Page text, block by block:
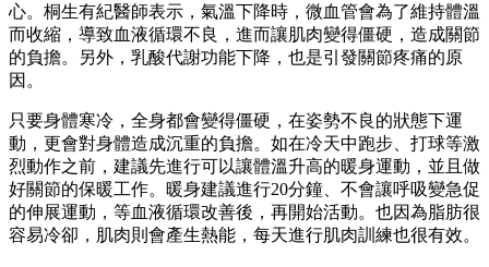
心。桐生有紀醫師表示，氣溫下降時，微血管會為了維持體溫
而收縮，導致血液循環不良，進而讓肌肉變得僵硬，造成關節
的負擔。另外，乳酸代謝功能下降，也是引發關節疼痛的原
因。
只要身體寒冷，全身都會變得僵硬，在姿勢不良的狀態下運
動，更會對身體造成沉重的負擔。如在冷天中跑步、打球等激
烈動作之前，建議先進行可以讓體溫升高的暖身運動，並且做
好關節的保暖工作。暖身建議進行20分鐘、不會讓呼吸變急促
的伸展運動，等血液循環改善後，再開始活動。也因為脂肪很
容易冷卻，肌肉則會產生熱能，每天進行肌肉訓練也很有效。